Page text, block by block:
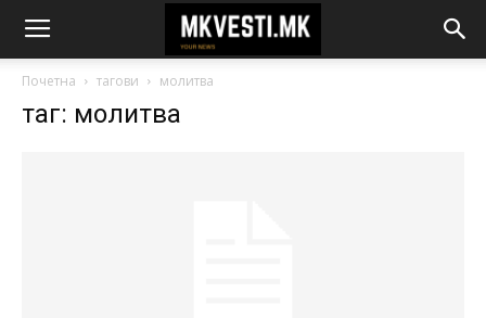
Почетна тагови молитва
таг: молитва